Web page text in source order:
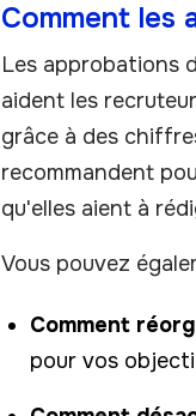
Comment les
Les approbations
aident les
grâce à des
recommandent
qu'elles aient à
Vous pouvez
Comment
pour vos